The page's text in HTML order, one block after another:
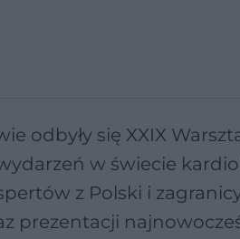
odbyły się XXIX
w świecie
z Polski i
prezentacji